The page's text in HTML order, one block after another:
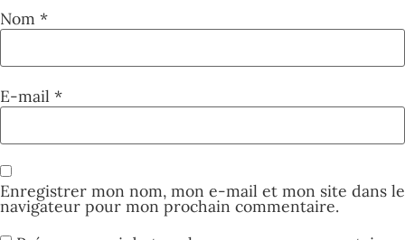
Nom *
E-mail *
Enregistrer mon nom, mon e-mail et mon site dans le
navigateur pour mon prochain commentaire.